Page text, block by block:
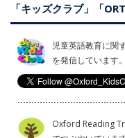
「キッズクラブ」「
児童英語教育に関
を発信しています。
Oxford Reading